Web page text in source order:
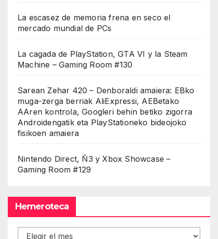
La escasez de memoria frena en seco el
mercado mundial de PCs
La cagada de PlayStation, GTA VI y la Steam
Machine – Gaming Room #130
Sarean Zehar 420 – Denboraldi amaiera: EBko
muga-zerga berriak AliExpressi, AEBetako
AAren kontrola, Googleri behin betiko zigorra
Androidengatik eta PlayStationeko bideojoko
fisikoen amaiera
Nintendo Direct, Ñ3 y Xbox Showcase –
Gaming Room #129
Hemeroteca
Hemeroteca